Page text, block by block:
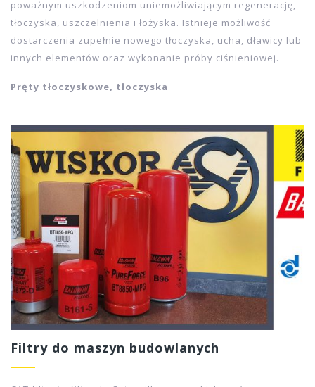
Regeneracja siłowników hydraulicznych
regenerację siłowników hydraulicznych, wymiany na nowe
siłowniki, wymiany części siłowników hydraulicznych.
Wymieniamy między innymi rury cylindra, jeżeli te uległy
poważnym uszkodzeniom uniemożliwiającym regenerację,
tłoczyska, uszczelnienia i łożyska. Istnieje możliwość
dostarczenia zupełnie nowego tłoczyska, ucha, dławicy lub
innych elementów oraz wykonanie próby ciśnieniowej.
Pręty tłoczyskowe, tłoczyska